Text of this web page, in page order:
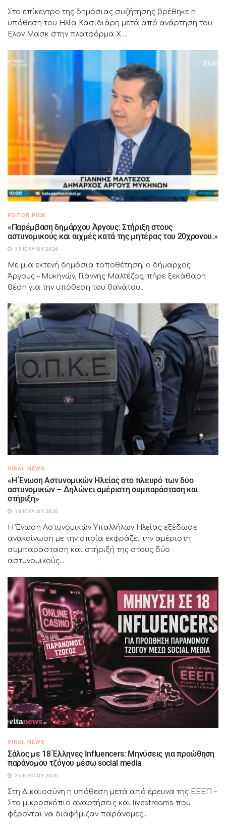
Στο επίκεντρο της δημόσιας συζήτησης βρέθηκε η
υπόθεση του Ηλία Κασιδιάρη μετά από ανάρτηση του
Έλον Μασκ στην πλατφόρμα X....
EDITOR PICK
«Παρέμβαση δημάρχου Άργους: Στήριξη στους
αστυνομικούς και αιχμές κατά της μητέρας του 20χρονου.»
13 ΙΟΥΛΊΟΥ 2026
Με μια εκτενή δημόσια τοποθέτηση, ο δήμαρχος
Άργους – Μυκηνών, Γιάννης Μαλτέζος, πήρε ξεκάθαρη
θέση για την υπόθεση του θανάτου...
VIRAL NEWS
«Η Ένωση Αστυνομικών Ηλείας στο πλευρό των δύο
αστυνομικών – Δηλώνει αμέριστη συμπαράσταση και
στήριξη»
10 ΙΟΥΛΊΟΥ 2026
Η Ένωση Αστυνομικών Υπαλλήλων Ηλείας εξέδωσε
ανακοίνωση με την οποία εκφράζει την αμέριστη
συμπαράσταση και στήριξή της στους δύο
αστυνομικούς...
VIRAL NEWS
Σάλος με 18 Έλληνες Influencers: Μηνύσεις για προώθηση
παράνομου τζόγου μέσω social media
26 ΙΟΥΝΊΟΥ 2026
Στη Δικαιοσύνη η υπόθεση μετά από έρευνα της ΕΕΕΠ –
Στο μικροσκόπιο αναρτήσεις και livestreams που
φέρονται να διαφήμιζαν παράνομες...